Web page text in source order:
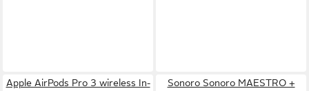
Apple AirPods Pro 3 wireless In-
Sonoro Sonoro MAESTRO +